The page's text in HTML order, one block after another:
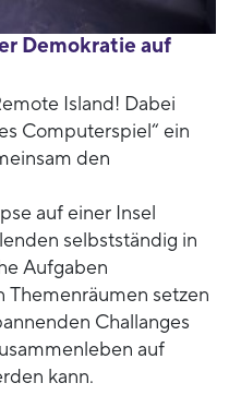
Demokratie auf
Island! Dabei
Computerspiel“ ein
den
auf einer Insel
selbstständig in
Aufgaben
Themenräumen setzen
Challanges
auf
kann.